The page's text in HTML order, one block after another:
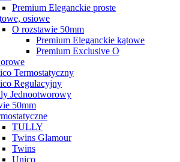
Premium Eleganckie proste
osiowe
O rozstawie 50mm
Premium Eleganckie kątowe
Premium Exclusive O
Termostatyczny
Regulacyjny
Jednootworowy
50mm
TULLY
Twins Glamour
Twins
Unico